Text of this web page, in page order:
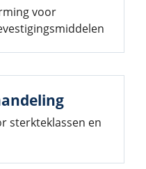
voor
sterkteklassen en